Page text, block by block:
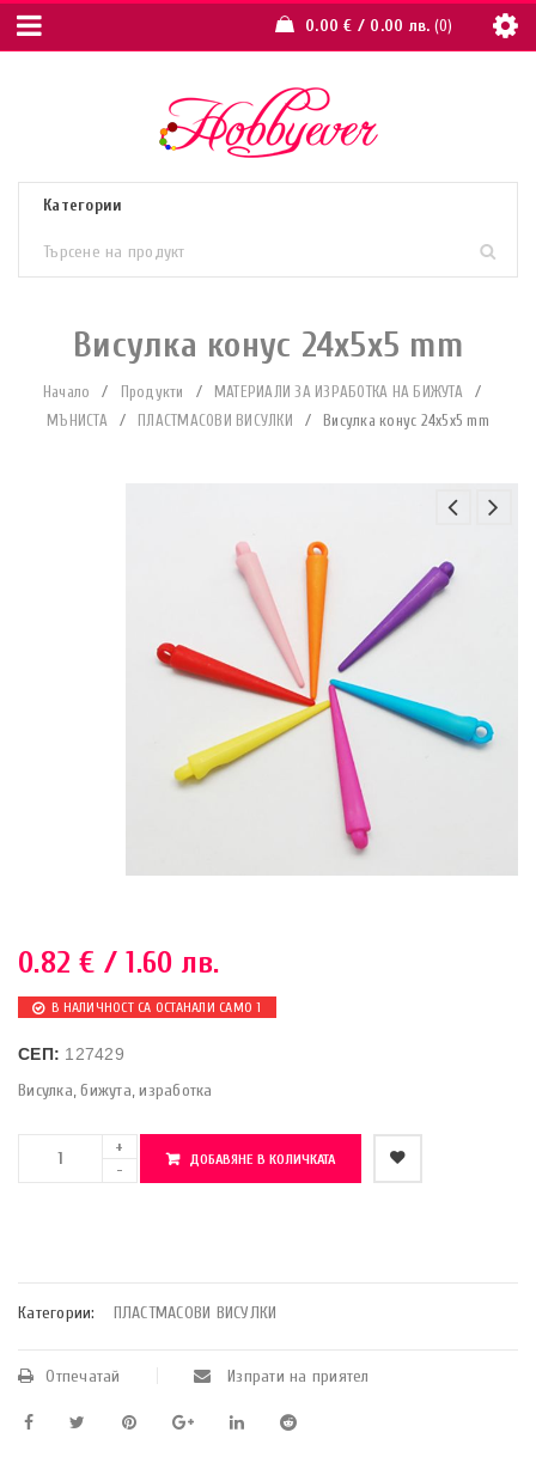
0.00€ / 0.00 лв. 0
Висулка конус 24х5х5 mm
Начало / Продукти / МАТЕРИАЛИ ЗА ИЗРАБОТКА НА БИЖУТА
/
МЪНИСТА
/ ПЛАСТМАСОВИ ВИСУЛКИ / Висулка конус 24х5х5 mm
0.82€ / 1.60 лв.
В НАЛИЧНОСТ СА ОСТАНАЛИ САМО 1
СЕП: 127429
Висулка, бижута, изработка
ДОБАВЯНЕ В КОЛИЧКАТА
Категории: ПЛАСТМАСОВИ ВИСУЛКИ
Отпечатай Изпрати на приятел